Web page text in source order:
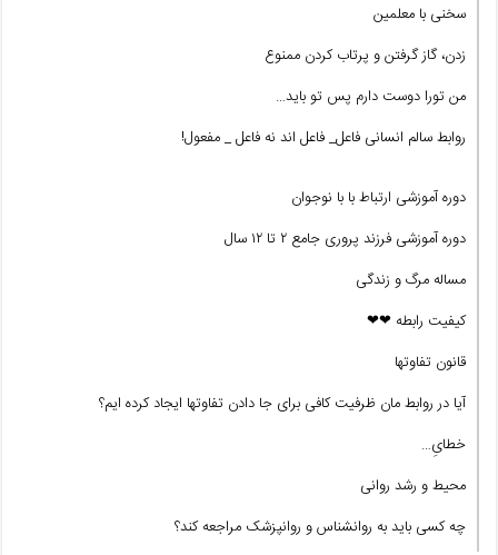
سخنی با معلمین
زدن، گاز گرفتن و پرتاب کردن ممنوع
من تورا دوست دارم پس تو باید…
روابط سالم انسانی فاعل_ فاعل اند نه فاعل _ مفعول!
دوره آموزشی ارتباط با با نوجوان
دوره آموزشی فرزند پروری جامع ۲ تا ۱۲ سال
مساله مرگ و زندگی
کیفیت رابطه ❤❤
قانون تفاوتها
آیا در روابط مان ظرفیت کافی برای جا دادن تفاوتها ایجاد کرده ایم؟
خطایِ…
محیط و رشد روانی
چه کسی باید به روانشناس و روانپزشک مراجعه کند؟